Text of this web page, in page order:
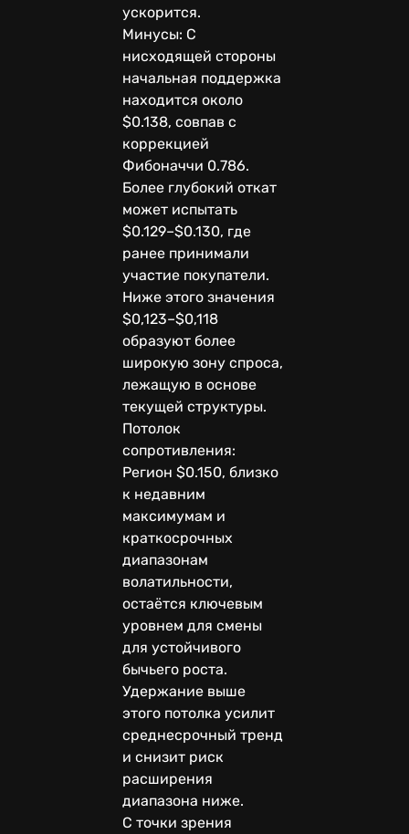
ускорится.
Минусы: С
нисходящей стороны
начальная поддержка
находится около
$0.138, совпав с
коррекцией
Фибоначчи 0.786.
Более глубокий откат
может испытать
$0.129–$0.130, где
ранее принимали
участие покупатели.
Ниже этого значения
$0,123–$0,118
образуют более
широкую зону спроса,
лежащую в основе
текущей структуры.
Потолок
сопротивления:
Регион $0.150, близко
к недавним
максимумам и
краткосрочных
диапазонам
волатильности,
остаётся ключевым
уровнем для смены
для устойчивого
бычьего роста.
Удержание выше
этого потолка усилит
среднесрочный тренд
и снизит риск
расширения
диапазона ниже.
С точки зрения